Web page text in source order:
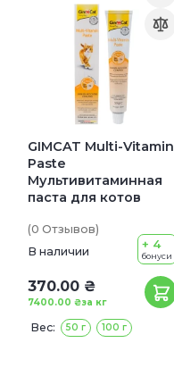
GIMCAT Multi-Vitamin
Paste
Мультивитаминная
паста для котов
(0 Отзывов)
В наличии
370.00 ₴
за кг
7400.00 ₴
+ 4
бонуси
Вес: 50 г
100 г